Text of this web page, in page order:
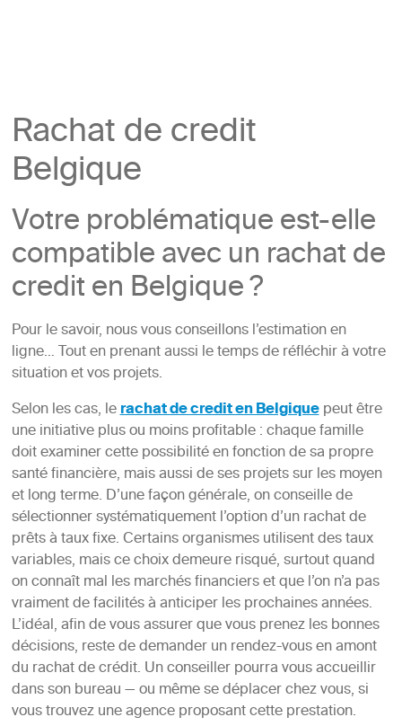
Rachat de credit
Belgique
Votre problématique est-elle
compatible avec un rachat de
credit en Belgique ?
Pour le savoir, nous vous conseillons l’estimation en
ligne… Tout en prenant aussi le temps de réfléchir à votre
situation et vos projets.
Selon les cas, lerachat de credit en Belgiquepeut être
une initiative plus ou moins profitable : chaque famille
doit examiner cette possibilité en fonction de sa propre
santé financière, mais aussi de ses projets sur les moyen
et long terme. D’une façon générale, on conseille de
sélectionner systématiquement l’option d’un rachat de
prêts à taux fixe. Certains organismes utilisent des taux
variables, mais ce choix demeure risqué, surtout quand
on connaît mal les marchés financiers et que l’on n’a pas
vraiment de facilités à anticiper les prochaines années.
L’idéal, afin de vous assurer que vous prenez les bonnes
décisions, reste de demander un rendez-vous en amont
du rachat de crédit. Un conseiller pourra vous accueillir
dans son bureau — ou même se déplacer chez vous, si
vous trouvez une agence proposant cette prestation.